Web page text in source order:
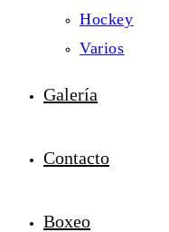
Hockey
Varios
Galería
Contacto
Boxeo